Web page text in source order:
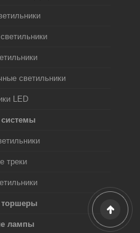
светильники
LED
треки
лампы